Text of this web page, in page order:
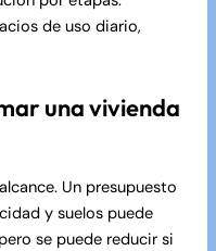
de uso diario,
una vivienda
Un presupuesto
y suelos puede
se puede reducir si